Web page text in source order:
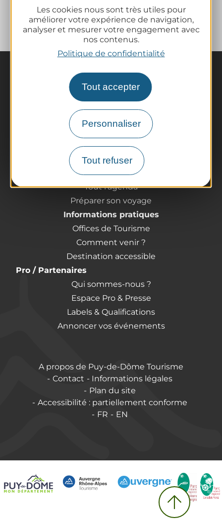
Les cookies nous sont très utiles pour
améliorer votre expérience de navigation,
analyser et mesurer votre engagement avec
nos contenus.
Politique de confidentialité
Tout accepter
Personnaliser
Tout refuser
La destination
Nos incontournables
L'Auvergne des Volcans
Randonnées
Tout l'agenda
Préparer son voyage
Informations pratiques
Offices de Tourisme
Comment venir ?
Destination accessible
Pro / Partenaires
Qui sommes-nous ?
Espace Pro & Presse
Labels & Qualifications
Annoncer vos événements
A propos de Puy-de-Dôme Tourisme
Contact
Informations légales
Plan du site
Accessibilité : partiellement conforme
FR
EN